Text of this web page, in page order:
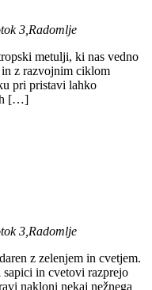
3,Radomlje
metulji, ki nas vedno
z razvojnim ciklom
pri pristavi lahko
[…]
3,Radomlje
z zelenjem in cvetjem.
in cvetovi razprejo
nakloni nekaj nežnega